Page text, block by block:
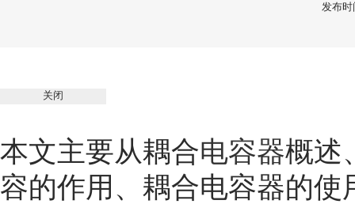
发布时
本文主要从耦合电容器概述
容的作用、耦合电容器的
关闭